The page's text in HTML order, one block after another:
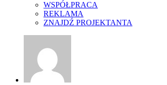
WSPÓŁPRACA
REKLAMA
ZNAJDŹ PROJEKTANTA